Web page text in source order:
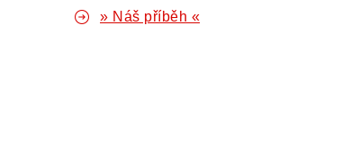
» Náš příběh «